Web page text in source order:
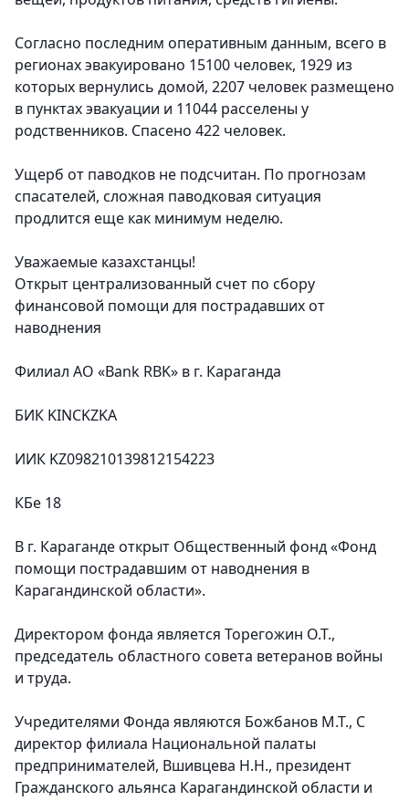
Согласно последним оперативным данным, всего в
регионах эвакуировано 15100 человек, 1929 из
которых вернулись домой, 2207 человек размещено
в пунктах эвакуации и 11044 расселены у
родственников. Спасено 422 человек.
Ущерб от паводков не подсчитан. По прогнозам
спасателей, сложная паводковая ситуация
продлится еще как минимум неделю.
Уважаемые казахстанцы!
Открыт централизованный счет по сбору
финансовой помощи для пострадавших от
наводнения
Филиал АО «Bank RBK» в г. Караганда
БИК KINCKZKA
ИИК KZ098210139812154223
КБе 18
В г. Караганде открыт Общественный фонд «Фонд
помощи пострадавшим от наводнения в
Карагандинской области».
Директором фонда является Торегожин О.Т.,
председатель областного совета ветеранов войны
и труда.
Учредителями Фонда являются Божбанов М.Т., С
директор филиала Национальной палаты
предпринимателей, Вшивцева Н.Н., президент
Гражданского альянса Карагандинской области и